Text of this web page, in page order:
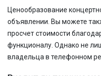
Ценообразование
объявлении. Вы можете
просчет стоимости
функционалу. Однако не
владельца в телефонном